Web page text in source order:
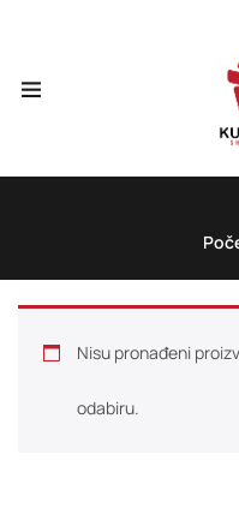
Nisu pronađeni
odabiru.